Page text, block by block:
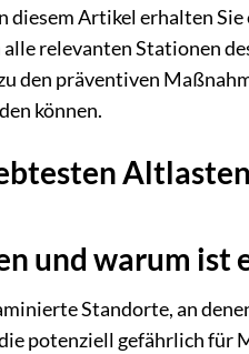
diesem Artikel erhalten
relevanten Stationen
den präventiven
können.
und warum ist
Standorte, an
potenziell gefährlich für